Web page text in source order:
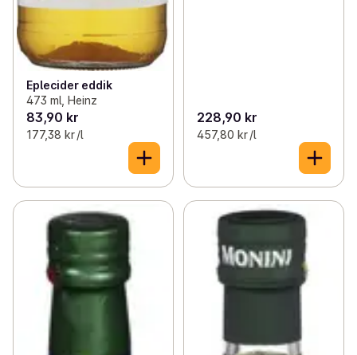
Eplecider eddik
473 ml, Heinz
83,90 kr
177,38 kr /l
228,90 kr
457,80 kr /l